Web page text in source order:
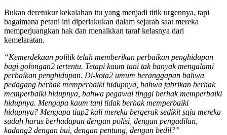
Bukan deretukur kekalahan itu yang menjadi titik urgennya, tapi
bagaimana petani ini diperlakukan dalam sejarah saat mereka
memperjuangkan hak dan menaikkan taraf kelasnya dari
kemelaratan.
“Kemerdekaan politik telah memberikan perbaikan penghidupan
bagi golongan2 tertentu. Tetapi kaum tani tak banyak mengalami
perbaikan penghidupan. Di-kota2 umum beranggapan bahwa
pedagang berhak memperbaiki hidupnya, bahwa fabrikan berhak
memperbaiki hidupnya, bahwa pegawai tinggi berhak memperbaiki
hidupnya. Mengapa kaum tani tidak berhak memperbaiki
hidupnya? Mengapa tiap2 kali mereka bergerak sedikit saja mereka
sudah harus berhadapan dengan polisi, dengan pengadilan,
kadang2 dengan bui, dengan pentung, dengan bedil?”